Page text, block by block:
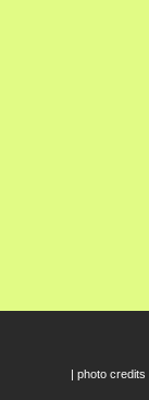
| photo credits